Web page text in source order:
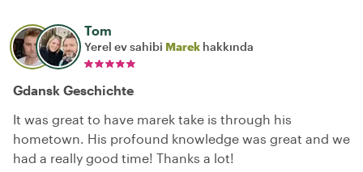
Tom
Yerel ev sahibi Marek hakkında
Gdansk Geschichte
It was great to have marek take is through his
hometown. His profound knowledge was great and we
had a really good time! Thanks a lot!